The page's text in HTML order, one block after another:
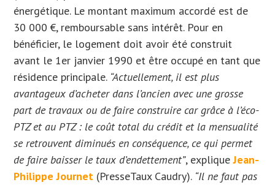
énergétique. Le montant maximum accordé est de
30 000 €, remboursable sans intérêt. Pour en
bénéficier, le logement doit avoir été construit
avant le 1er janvier 1990 et être occupé en tant que
résidence principale. “Actuellement, il est plus
avantageux d’acheter dans l’ancien avec une grosse
part de travaux ou de faire construire car grâce à l’éco-
PTZ et au PTZ : le coût total du crédit et la mensualité
se retrouvent diminués en conséquence, ce qui permet
de faire baisser le taux d’endettement”, explique Jean-
Philippe Journet (PresseTaux Caudry). “Il ne faut pas